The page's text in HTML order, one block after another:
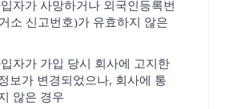
자가 사망하거나 외국인등록번
소 신고번호)가 유효하지 않은
자가 가입 당시 회사에 고지한
보가 변경되었으나, 회사에 통
않은 경우